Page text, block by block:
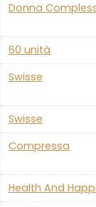
‎Donna
‎60 unità
‎Swisse
‎Swisse
‎Compressa
‎Health And